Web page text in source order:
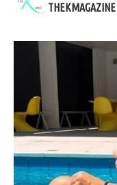
THEKMAGAZINE